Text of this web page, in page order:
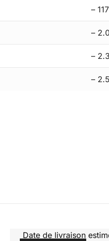
– 117
–
–
– 2.5
Date de livraison